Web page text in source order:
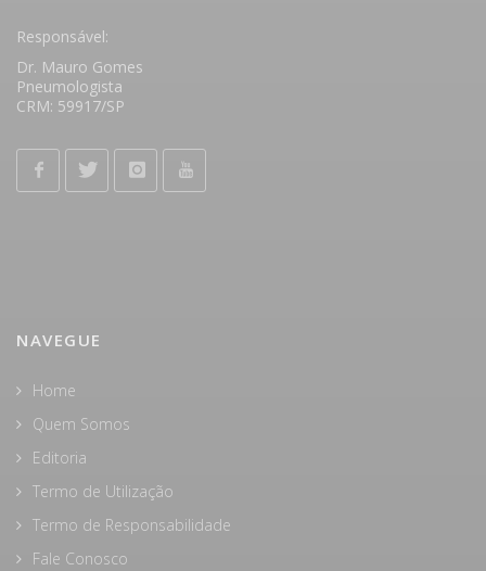
Responsável:
Dr. Mauro Gomes
Pneumologista
CRM: 59917/SP
NAVEGUE
Home
Quem Somos
Editoria
Termo de Utilização
Termo de Responsabilidade
Fale Conosco